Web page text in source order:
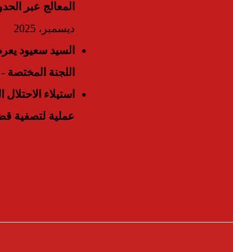
المعالج عبر
ديسمبر، 2025
السيد سعيود
اللجنة المختصة - 10 ديسمبر، 2025
استيلاء
عملية لتصفية